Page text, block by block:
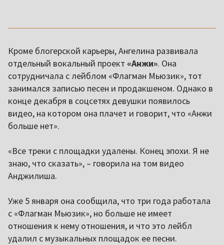
Кроме блогерской карьеры, Ангелина развивала
отдельный вокальный проект «Анжи». Она
сотрудничала с лейблом «Флагман Мьюзик», тот
занимался записью песен и продакшеном. Однако в
конце декабря в соцсетях девушки появилось
видео, на котором она плачет и говорит, что «Анжи
больше нет».
«Все треки с площадки удалены. Конец эпохи. Я не
знаю, что сказать», – говорила на том видео
Анджилиша.
Уже 5 января она сообщила, что три года работала
с «Флагман Мьюзик», но больше не имеет
отношения к нему отношения, и что это лейбл
удалил с музыкальных площадок ее песни.